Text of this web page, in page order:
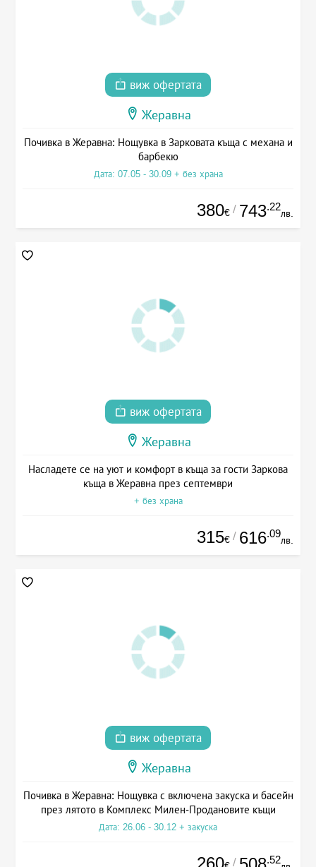
виж офертата
Жеравна
Почивка в Жеравна: Нощувка в Зарковата къща с механа и
барбекю
Дата: 07.05 - 30.09 + без храна
380€ / 743.22
лв.
виж офертата
Жеравна
Насладете се на уют и комфорт в къща за гости Заркова
къща в Жеравна през септември
+ без храна
315€ / 616.09
лв.
виж офертата
Жеравна
Почивка в Жеравна: Нощувка с включена закуска и басейн
през лятото в Комплекс Милен-Продановите къщи
Дата: 26.06 - 30.12 + закуска
/ .52